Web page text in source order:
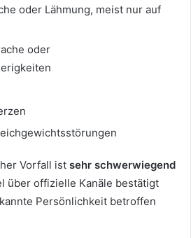
oder Lähmung, meist nur auf
oder
Vorfall ist sehr schwerwiegend
über offizielle Kanäle bestätigt
Persönlichkeit betroffen